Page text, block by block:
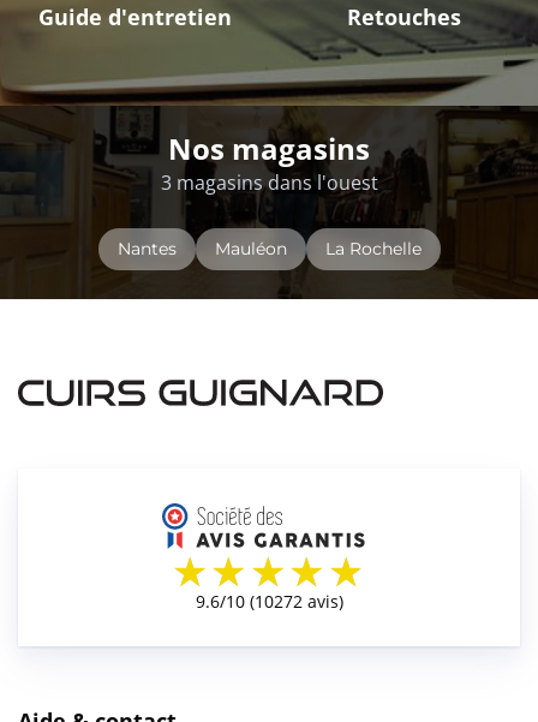
Guide d'entretien Retouches
Nos magasins
3 magasins dans l'ouest
Nantes Mauléon La Rochelle